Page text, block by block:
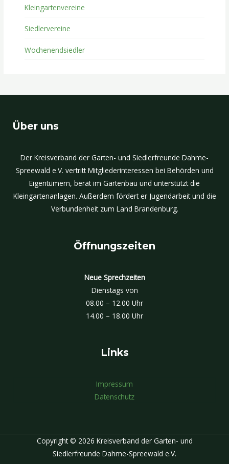
Kleingartenvereine
Siedlervereine
Wochenendsiedler
Über uns
Der Kreisverband der Garten- und Siedlerfreunde Dahme-
Spreewald e.V. vertritt Mitgliederinteressen bei Behörden und
Eigentümern, berät im Gartenbau und unterstützt die
Kleingartenanlagen. Außerdem fördert er Jugendarbeit und die
Verbundenheit zum Land Brandenburg.
Öffnungszeiten
Neue Sprechzeiten
Dienstags von
08.00 – 12.00 Uhr
14.00 – 18.00 Uhr
Links
Impressum
Datenschutz
Copyright © 2026 Kreisverband der Garten- und
Siedlerfreunde Dahme-Spreewald e.V.